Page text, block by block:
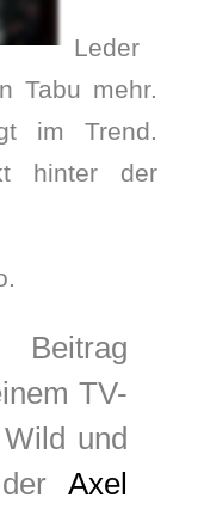
Leder
Tabu mehr.
im Trend.
hinter der
TV-
und
Axel